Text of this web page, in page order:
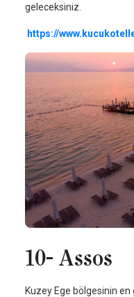
geleceksiniz.
https://
10- Assos
Kuzey Ege bölgesinin